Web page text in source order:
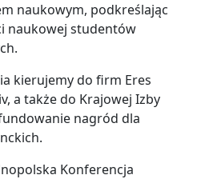
naukowym, podkreślając
naukowej studentów
kierujemy do firm Eres
a także do Krajowej Izby
nagród dla
Konferencja